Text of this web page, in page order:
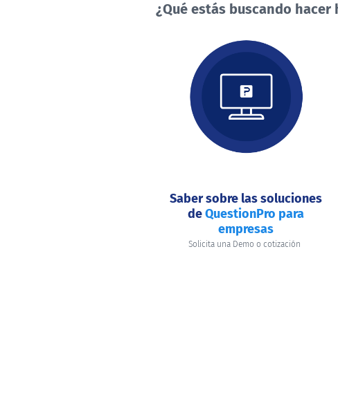
¿Qué estás buscando hacer
buscando
hacer
Saber sobre las soluciones
deQuestionPro para
empresas
Solicita una Demo o cotización